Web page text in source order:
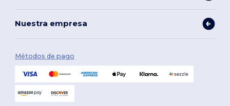
Nuestra empresa
Métodos de pago